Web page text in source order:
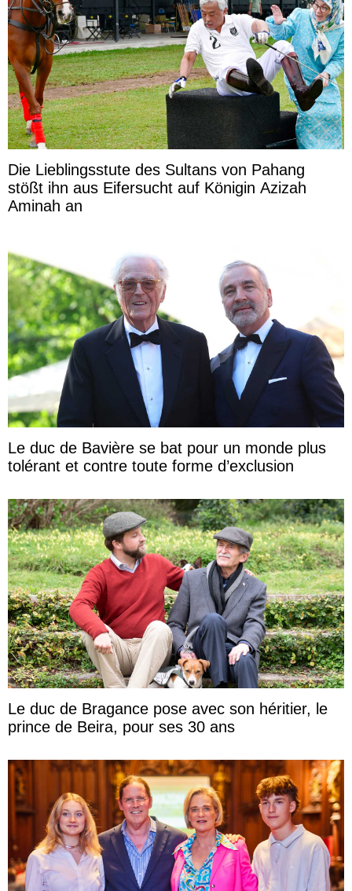
Die Lieblingsstute des Sultans von Pahang
stößt ihn aus Eifersucht auf Königin Azizah
Aminah an
Le duc de Bavière se bat pour un monde plus
tolérant et contre toute forme d’exclusion
Le duc de Bragance pose avec son héritier, le
prince de Beira, pour ses 30 ans